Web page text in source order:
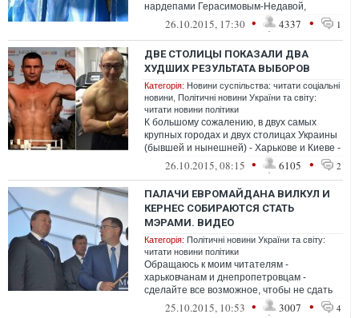
нардепами Герасимовым-Недавой,
которые нормальные люди руку не хотят
подавать, не то что...
26.10.2015, 17:30 • 4337 • 1
ДВЕ СТОЛИЦЫ ПОКАЗАЛИ ДВА
ХУДШИХ РЕЗУЛЬТАТА ВЫБОРОВ
Категорія: Новини суспільства: читати соціальні
новини Політичні новини України та світу:
читати новини політики
К большому сожалению, в двух самых
крупных городах и двух столицах Украины
(бывшей и нынешней) - Харькове и Киеве -
зафиксированы, по данным экзит-пол...
26.10.2015, 08:15 • 6105 • 2
ПАЛАЧИ ЕВРОМАЙДАНА ВИЛКУЛ И
КЕРНЕС СОБИРАЮТСЯ СТАТЬ
МЭРАМИ. ВИДЕО
Категорія: Політичні новини України та світу:
читати новини політики
Обращаюсь к моим читателям -
харьковчанам и днепропетровцам -
сделайте все возможное, чтобы не сдать
свои города бандитам. Надо показать, что
25.10.2015, 10:53 • 3007 • 4